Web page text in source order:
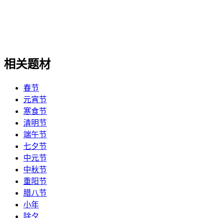
相关题材
春节
元宵节
寒食节
清明节
端午节
七夕节
中元节
中秋节
重阳节
腊八节
小年
除夕